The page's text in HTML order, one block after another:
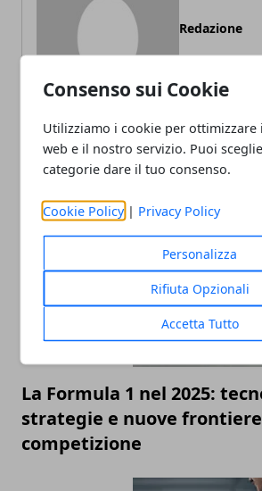
Consenso sui Cookie
Utilizziamo i cookie per
web e il nostro servizio. Puoi
categorie dare il tuo consenso.
Cookie Policy | Privacy Policy
Personalizza
Rifiuta Opzionali
Accetta Tutto
Redazione
ARTICOLI CORRELATI
La Formula 1 nel 2025:
strategie e nuove
competizione